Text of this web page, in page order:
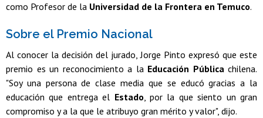
como Profesor de la Universidad de la Frontera en Temuco.
Sobre el Premio Nacional
Al conocer la decisión del jurado, Jorge Pinto expresó que este
premio es un reconocimiento a la Educación Públicachilena.
"Soy una persona de clase media que se educó gracias a la
educación que entrega el Estado, por la que siento un gran
compromiso y a la que le atribuyo gran mérito y valor", dijo.